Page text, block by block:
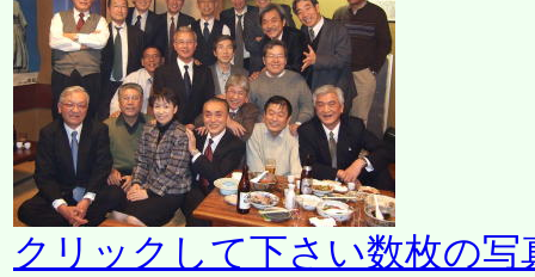
クリックして下さい数枚の